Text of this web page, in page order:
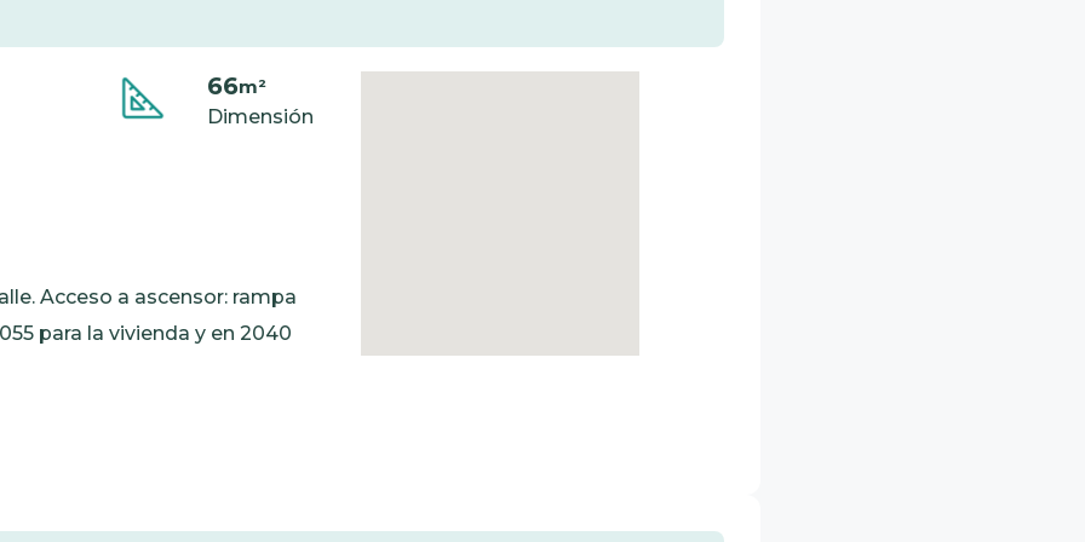
m²
66
Dimensión
Acceso a ascensor: rampa
para la vivienda y en 2040